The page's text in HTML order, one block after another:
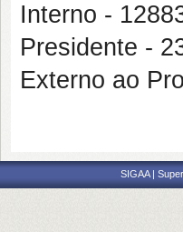
Interno -
Presidente -
Externo ao
SIGAA |